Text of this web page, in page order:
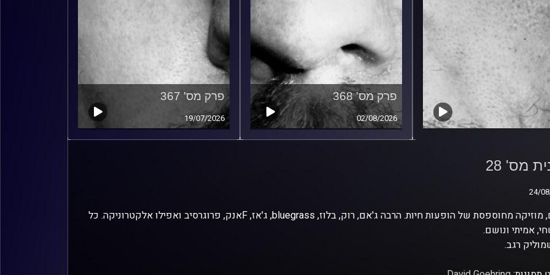
24/
פרק מס' 368
02/08/2026
פרק מס' 367
19/07/2026
מס' 28
24/
זיפים, מוזיקה מחוספסת של הופעות חיות. הרבה ג'אם, רוק, בלוז, bluegrass, ג'אז, Fאנק, פרוגרסיב ואפילו אלקטרוניקה. כל
אמיתי ונושם.
רגב.